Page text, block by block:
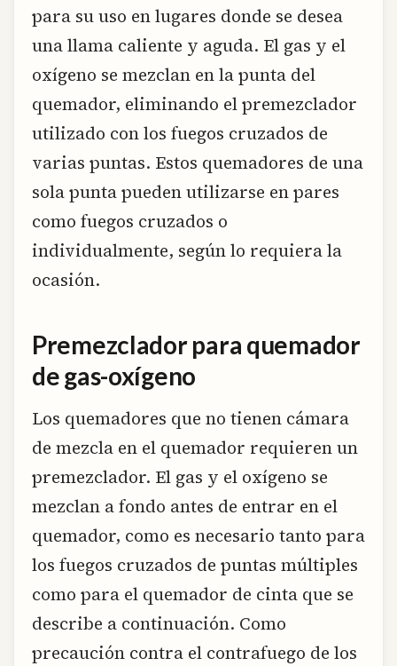
para su uso en lugares donde se desea
una llama caliente y aguda. El gas y el
oxígeno se mezclan en la punta del
quemador, eliminando el premezclador
utilizado con los fuegos cruzados de
varias puntas. Estos quemadores de una
sola punta pueden utilizarse en pares
como fuegos cruzados o
individualmente, según lo requiera la
ocasión.
Premezclador para quemador
de gas-oxígeno
Los quemadores que no tienen cámara
de mezcla en el quemador requieren un
premezclador. El gas y el oxígeno se
mezclan a fondo antes de entrar en el
quemador, como es necesario tanto para
los fuegos cruzados de puntas múltiples
como para el quemador de cinta que se
describe a continuación. Como
precaución contra el contrafuego de los